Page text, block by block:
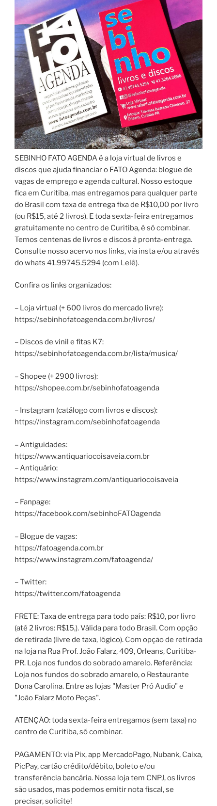
SEBINHO FATO AGENDA é a loja virtual de livros e
discos que ajuda financiar o FATO Agenda: blogue de
vagas de emprego e agenda cultural. Nosso estoque
fica em Curitiba, mas entregamos para qualquer parte
do Brasil com taxa de entrega fixa de R$10,00 por livro
(ou R$15, até 2 livros). E toda sexta-feira entregamos
gratuitamente no centro de Curitiba, é só combinar.
Temos centenas de livros e discos à pronta-entrega.
Consulte nosso acervo nos links, via insta e/ou através
do whats 41.99745.5294 (com Lelê).
Confira os links organizados:
– Loja virtual (+ 600 livros do mercado livre):
https://sebinhofatoagenda.com.br/livros/
– Discos de vinil e fitas K7:
https://sebinhofatoagenda.com.br/lista/musica/
– Shopee (+ 2900 livros):
https://shopee.com.br/sebinhofatoagenda
– Instagram (catálogo com livros e discos):
https://instagram.com/sebinhofatoagenda
– Antiguidades:
https://www.antiquariocoisaveia.com.br
– Antiquário:
https://www.instagram.com/antiquariocoisaveia
– Fanpage:
https://facebook.com/sebinhoFATOagenda
– Blogue de vagas:
https://fatoagenda.com.br
https://www.instagram.com/fatoagenda/
– Twitter:
https://twitter.com/fatoagenda
FRETE: Taxa de entrega para todo país: R$10, por livro
(até 2 livros: R$15,). Válida para todo Brasil. Com opção
de retirada (livre de taxa, lógico). Com opção de retirada
na loja na Rua Prof. João Falarz, 409, Orleans, Curitiba-
PR. Loja nos fundos do sobrado amarelo. Referência:
Loja nos fundos do sobrado amarelo, o Restaurante
Dona Carolina. Entre as lojas "Master Pró Audio" e
"João Falarz Moto Peças".
ATENÇÃO: toda sexta-feira entregamos (sem taxa) no
centro de Curitiba, só combinar.
PAGAMENTO: via Pix, app MercadoPago, Nubank, Caixa,
PicPay, cartão crédito/débito, boleto e/ou
transferência bancária. Nossa loja tem CNPJ, os livros
são usados, mas podemos emitir nota fiscal, se
precisar, solicite!